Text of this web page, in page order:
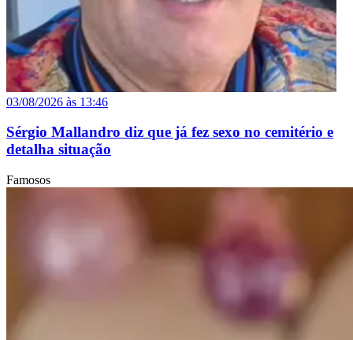
03/08/2026 às 13:46
Sérgio Mallandro diz que já fez sexo no cemitério e
detalha situação
Famosos